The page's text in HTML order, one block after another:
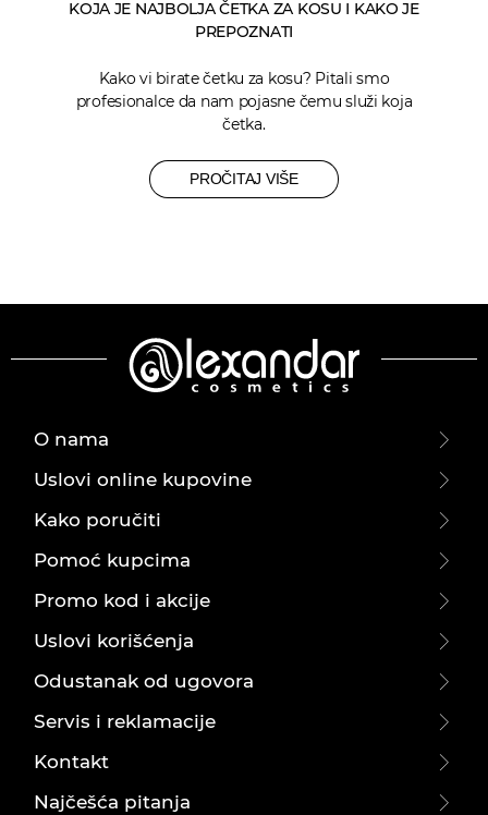
KOJA JE NAJBOLJA ČETKA ZA KOSU I KAKO JE
PREPOZNATI
Kako vi birate četku za kosu? Pitali smo
profesionalce da nam pojasne čemu služi koja
četka.
PROČITAJ VIŠE
O nama
Uslovi online kupovine
Kako poručiti
Pomoć kupcima
Promo kod i akcije
Uslovi korišćenja
Odustanak od ugovora
Servis i reklamacije
Kontakt
Najčešća pitanja